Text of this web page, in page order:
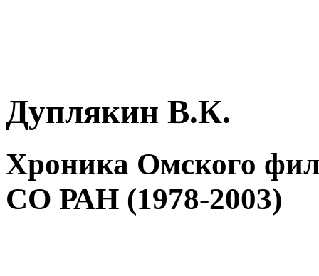
Дуплякин В.К.
Хроника Омского
СО РАН (1978-2003)